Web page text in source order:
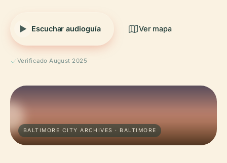
Escuchar audioguía Ver mapa
Verificado August 2025
BALTIMORE CITY ARCHIVES · BALTIMORE